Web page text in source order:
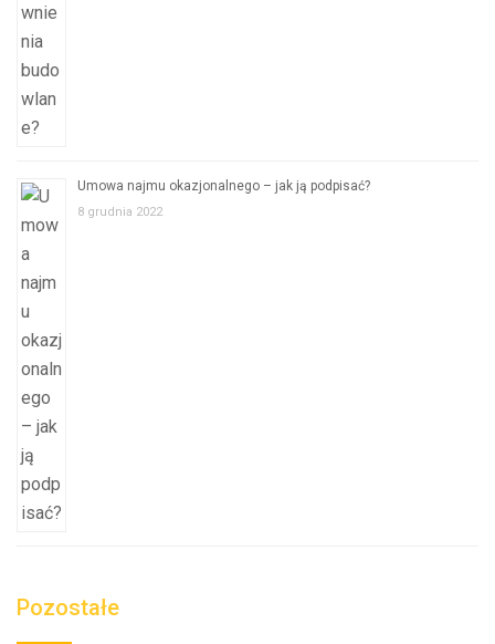
Umowa najmu okazjonalnego – jak ją podpisać?
8 grudnia 2022
Pozostałe